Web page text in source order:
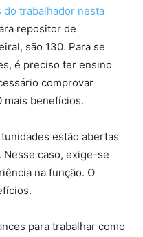
do trabalhador nesta
repositor de
são 130. Para se
é preciso ter ensino
comprovar
mais benefícios.
estão abertas
caso, exige-se
na função. O
para trabalhar como